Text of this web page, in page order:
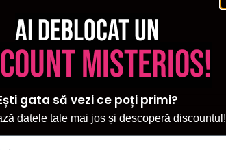
Ai deblocat un
misterios!
gata să vezi ce poți primi?
datele tale mai jos și descoperă discountul!